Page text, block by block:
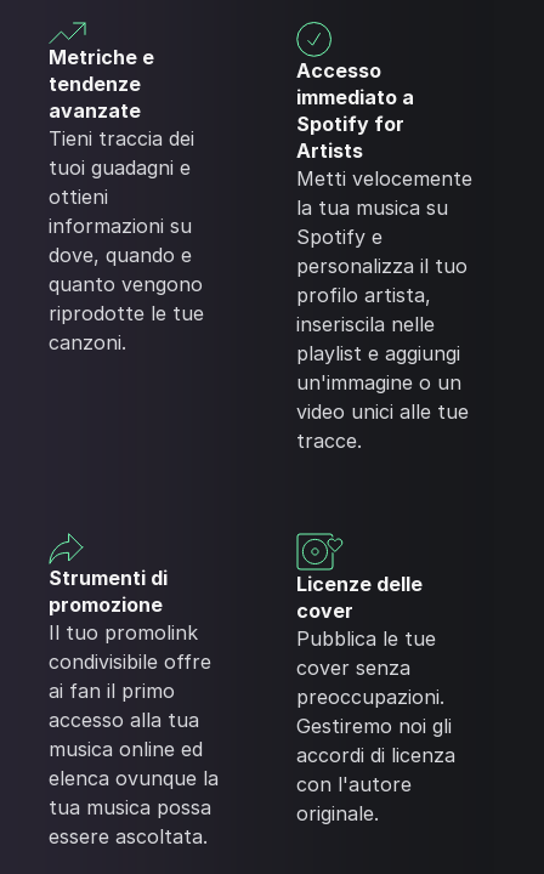
Metriche e
tendenze
avanzate
Tieni traccia dei
tuoi guadagni e
ottieni
informazioni su
dove, quando e
quanto vengono
riprodotte le tue
canzoni.
Accesso
immediato a
Spotify for
Artists
Metti velocemente
la tua musica su
Spotify e
personalizza il tuo
profilo artista,
inseriscila nelle
playlist e aggiungi
un'immagine o un
video unici alle tue
tracce.
Strumenti di
promozione
Il tuo promolink
condivisibile offre
ai fan il primo
accesso alla tua
musica online ed
elenca ovunque la
tua musica possa
essere ascoltata.
Licenze delle
cover
Pubblica le tue
cover senza
preoccupazioni.
Gestiremo noi gli
accordi di licenza
con l'autore
originale.